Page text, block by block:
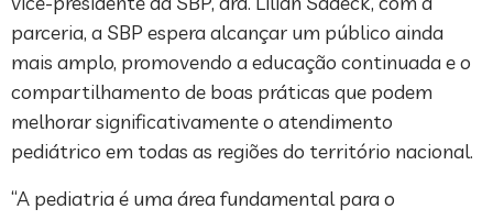
parceria, a SBP espera alcançar um público ainda
mais amplo, promovendo a educação continuada e o
compartilhamento de boas práticas que podem
melhorar significativamente o atendimento
pediátrico em todas as regiões do território nacional.
“A pediatria é uma área fundamental para o